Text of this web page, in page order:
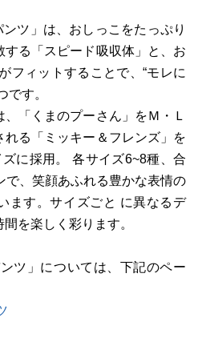
ツ」は、おしっこをたっぷり
る「スピード吸収体」と、お
フィットすることで、“モレに
です。
「くまのプーさん」をＭ・Ｌ
る「ミッキー＆フレンズ」を
に採用。 各サイズ6~8種、合
で、笑顔あふれる豊かな表情の
ます。サイズごと に異なるデ
を楽しく彩ります。
ツ」については、下記のペー